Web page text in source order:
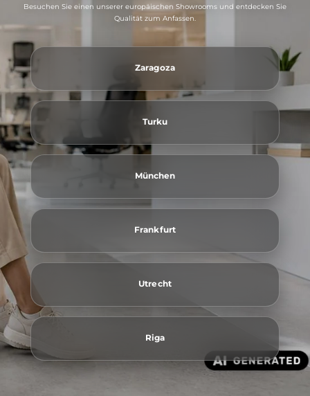
Besuchen Sie einen unserer europäischen Showrooms und entdecken Sie
Qualität zum Anfassen.
Zaragoza
Turku
München
Frankfurt
Utrecht
Riga